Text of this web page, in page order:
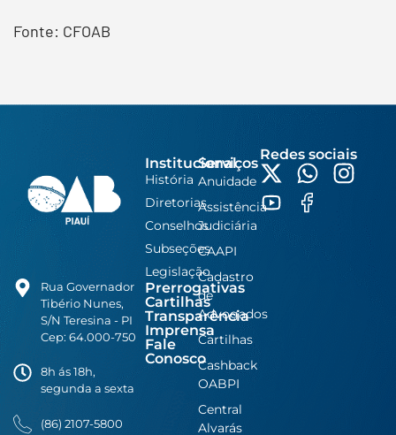
Fonte: CFOAB
Rua Governador
Tibério Nunes,
S/N Teresina - PI
Cep: 64.000-750
8h ás 18h,
segunda a sexta
(86) 2107-5800
Institucional
História
Diretorias
Conselhos
Subseções
Legislação
Prerrogativas
Cartilhas
Transparência
Imprensa
Fale
Conosco
Serviços
Anuidade
Assistência
Judiciária
CAAPI
Cadastro
de
Advogados
Cartilhas
Cashback
OABPI
Central
Alvarás
Redes sociais